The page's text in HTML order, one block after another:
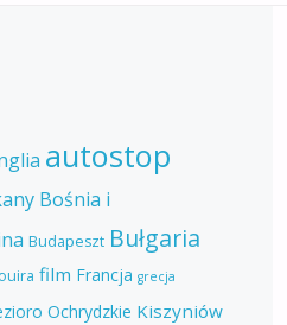
autostop
Bośnia i
Budapeszt Bułgaria
film Francja grecja
Ochrydzkie Kiszyniów